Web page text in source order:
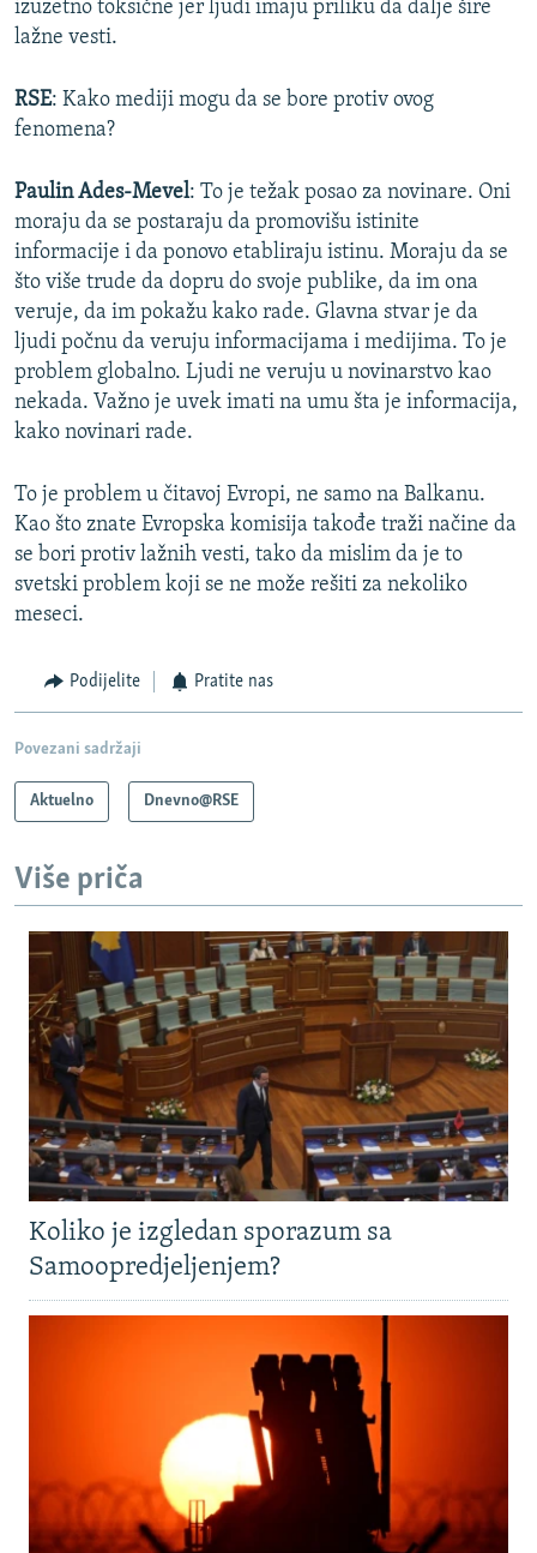
izuzetno toksične jer ljudi imaju priliku da dalje šire
lažne vesti.
RSE: Kako mediji mogu da se bore protiv ovog
fenomena?
Paulin Ades-Mevel: To je težak posao za novinare. Oni
moraju da se postaraju da promovišu istinite
informacije i da ponovo etabliraju istinu. Moraju da se
što više trude da dopru do svoje publike, da im ona
veruje, da im pokažu kako rade. Glavna stvar je da
ljudi počnu da veruju informacijama i medijima. To je
problem globalno. Ljudi ne veruju u novinarstvo kao
nekada. Važno je uvek imati na umu šta je informacija,
kako novinari rade.
To je problem u čitavoj Evropi, ne samo na Balkanu.
Kao što znate Evropska komisija takođe traži načine da
se bori protiv lažnih vesti, tako da mislim da je to
svetski problem koji se ne može rešiti za nekoliko
meseci.
Podijelite Pratite nas
Povezani sadržaji
Aktuelno Dnevno@RSE
Više priča
Koliko je izgledan sporazum sa
Samoopredjeljenjem?